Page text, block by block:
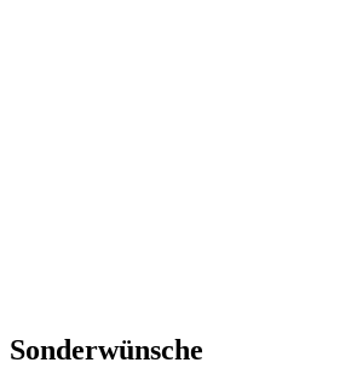
Sonderwünsche